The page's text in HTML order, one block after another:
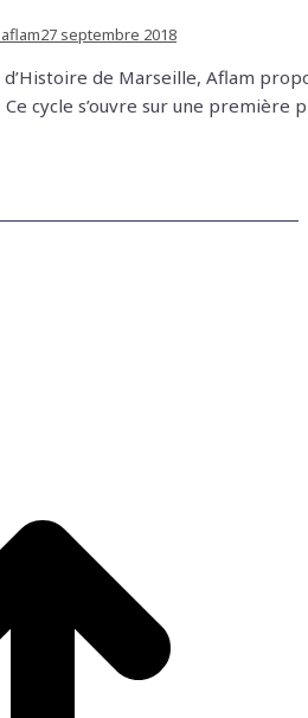
aflam27 septembre 2018
de Marseille, Aflam
Ce cycle s’ouvre sur une